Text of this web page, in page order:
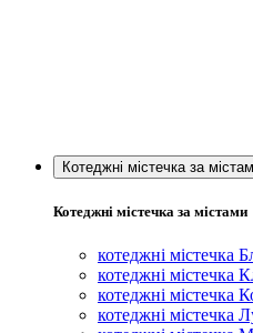
Котеджні містечка за
Котеджні містечка за містами
котеджні містечка
котеджні містечка
котеджні містечка
котеджні містечка